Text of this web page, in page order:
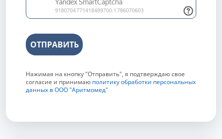
ОТПРАВИТЬ
Нажимая на кнопку "Отправить", я подтверждаю свое
согласие и принимаю политику обработки персональных
данных в ООО "Аритмомед"